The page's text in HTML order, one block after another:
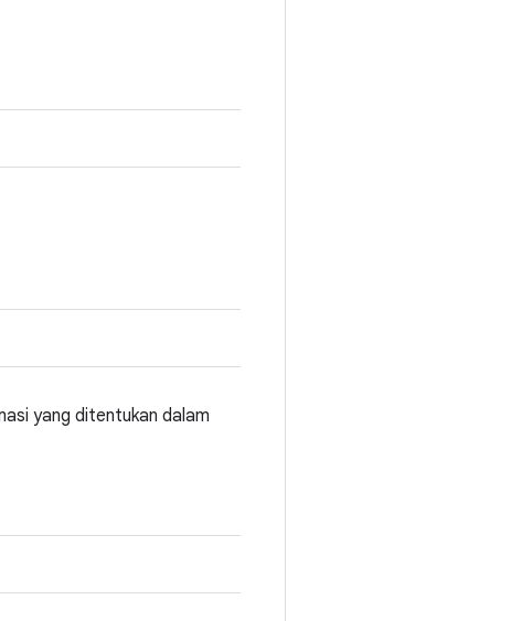
yang ditentukan dalam